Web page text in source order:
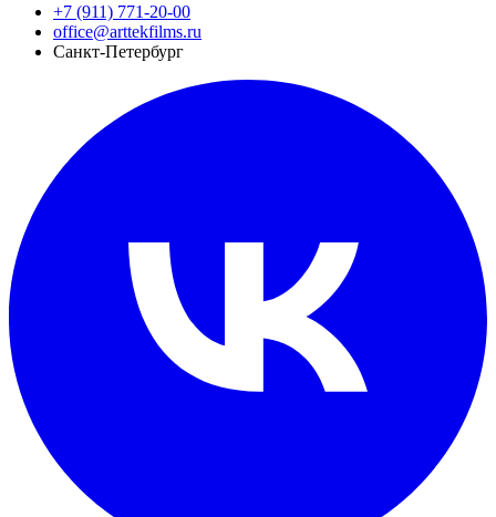
+7 (911) 771-20-00
office@arttekfilms.ru
Санкт-Петербург